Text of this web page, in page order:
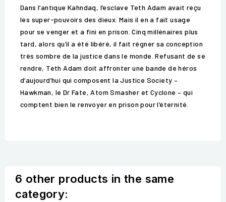
Dans l’antique Kahndaq, l’esclave Teth Adam avait reçu
les super-pouvoirs des dieux. Mais il en a fait usage
pour se venger et a fini en prison. Cinq millénaires plus
tard, alors qu’il a été libéré, il fait régner sa conception
très sombre de la justice dans le monde. Refusant de se
rendre, Teth Adam doit affronter une bande de héros
d’aujourd’hui qui composent la Justice Society –
Hawkman, le Dr Fate, Atom Smasher et Cyclone – qui
comptent bien le renvoyer en prison pour l’éternité.
6 other products in the same
category: